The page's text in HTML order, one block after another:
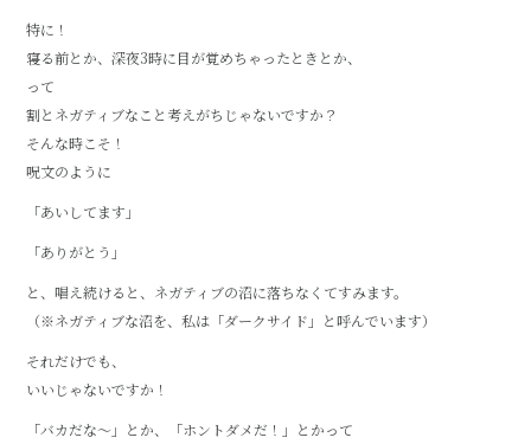
特に！
寝る前とか、深夜3時に目が覚めちゃったときとか、
って
割とネガティブなこと考えがちじゃないですか？
そんな時こそ！
呪文のように
「あいしてます」
「ありがとう」
と、唱え続けると、ネガティブの沼に落ちなくてすみます。
（※ネガティブな沼を、私は「ダークサイド」と呼んでいます）
それだけでも、
いいじゃないですか！
「バカだな～」とか、「ホントダメだ！」とかって